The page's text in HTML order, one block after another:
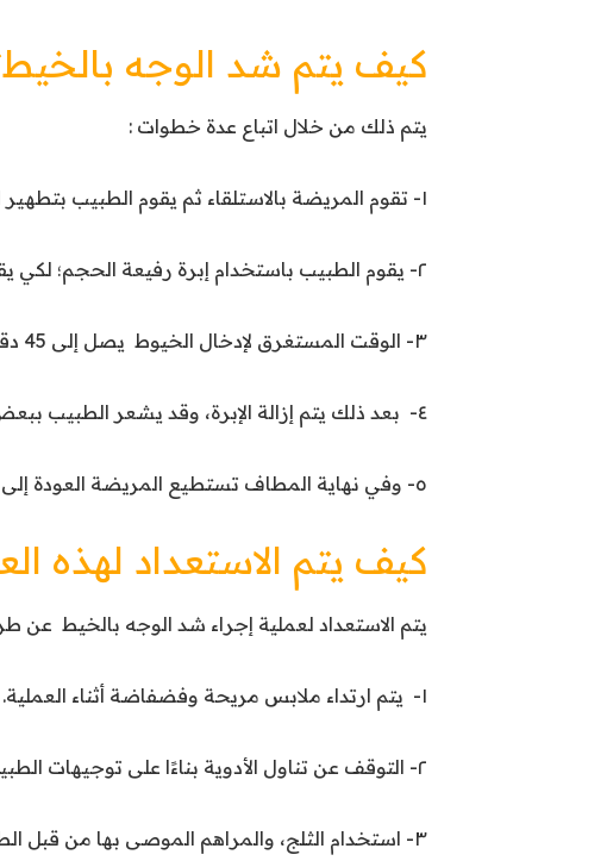
كيف يتم شد الوجه
يتم ذلك من خلال اتباع عدة خطوات :
١- تقوم المريضة بالاستلقاء ثم يقوم الطبيب بتطهير الجلد ووضع المخدر الموضعي.
٢- يقوم الطبيب باستخدام إبرة رفيعة الحجم؛ لكي يقوم بإدخال الخطوط من خلالها إلى الجلد.
٣- الوقت المستغرق لإدخال الخيوط يصل إلى 45 دقيقة.
٤- بعد ذلك يتم إزالة الإبرة، وقد يشعر الطبيب ببعض الوخز.
٥- وفي نهاية المطاف تستطيع المريضة العودة إلى المنزل دون مواجهة أي مشاكل.
كيف يتم الاستعداد لهذه
يتم الاستعداد لعملية إجراء شد الوجه بالخيط عن
١- يتم ارتداء ملابس مريحة وفضفاضة أثناء العملية.
٢- التوقف عن تناول الأدوية بناءًا على توجيهات الطبيب.
٣- استخدام الثلج، والمراهم الموصى بها من قبل